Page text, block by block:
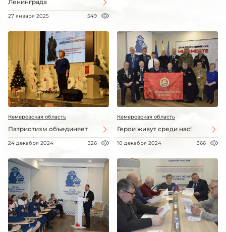
Ленинграда
27 января 2025 549
Кемеровская область
Патриотизм объединяет
24 декабря 2024 326
Кемеровская область
Герои живут среди нас!
10 декабря 2024 366